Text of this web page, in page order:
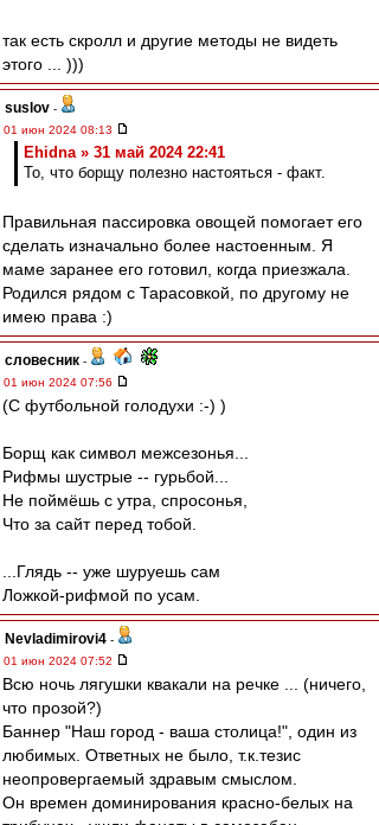
так есть скролл и другие методы не видеть
этого ... )))
suslov -
01 июн 2024 08:13
Ehidna » 31 май 2024 22:41
То, что борщу полезно настояться - факт.
Правильная пассировка овощей помогает его
сделать изначально более настоенным. Я
маме заранее его готовил, когда приезжала.
Родился рядом с Тарасовкой, по другому не
имею права :)
словесник -
01 июн 2024 07:56
(С футбольной голодухи :-) )
Борщ как символ межсезонья...
Рифмы шустрые -- гурьбой...
Не поймёшь с утра, спросонья,
Что за сайт перед тобой.
...Глядь -- уже шуруешь сам
Ложкой-рифмой по усам.
Nevladimirovi4 -
01 июн 2024 07:52
Всю ночь лягушки квакали на речке ... (ничего,
что прозой?)
Баннер "Наш город - ваша столица!", один из
любимых. Ответных не было, т.к.тезис
неопровергаемый здравым смыслом.
Он времен доминирования красно-белых на